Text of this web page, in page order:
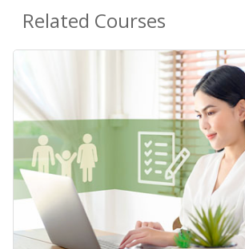
Related Courses